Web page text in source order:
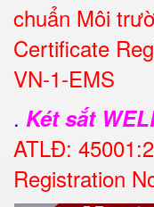
chuẩn Môi
Certificate
VN-1-EMS
. Két sắt
ATLĐ:
Registration